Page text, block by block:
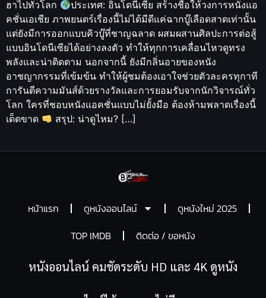
ฮาไปทั่วโลก
ประเทศ: อินโดนีเซีย สร้างชื่อให้วงการหนังแอ
คชั่นเอเชีย ภาพยนตร์เรื่องนี้ไม่ได้มีดีแค่ฉากบู๊เลือดสาดเท่านั้น
แต่ยังมีการออกแบบคิวบู๊ที่ชาญฉลาด ผสมผสานศิลปะการต่อสู้
แบบอินโดนีเซียได้อย่างลงตัว ทำให้ทุกการเคลื่อนไหวดูทรง
พลังและน่าติดตาม นอกจากนี้ ยังมีกลิ่นอายของหนัง
อาชญากรรมที่เข้มข้น ทำให้ผู้ชมต้องเอาใจช่วยตัวละครทุกาที
การันตีความมันส์ด้วยรางวัลและการยอมรับจากนักวิจารณ์ทั่ว
โลก ใครที่ชอบหนังแอคชั่นแบบไม่ยั้งมือ ต้องห้ามพลาดเรื่องนี้
เด็ดขาด
สรุป: น่าดูไหม? […]
หน้าแรก ดูหนังออนไลน์
ดูหนังใหม่ 2025
TOP IMDB
ติดต่อ / ขอหนัง
หนังออนไลน์ คมชัดระดับ HD และ 4K ดูหนัง